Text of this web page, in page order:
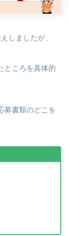
しましたが、
ところを具体的
募書類のどこを